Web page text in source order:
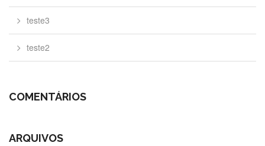
teste3
teste2
COMENTÁRIOS
ARQUIVOS